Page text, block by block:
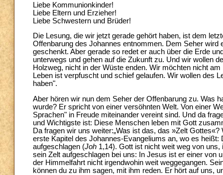
Liebe Kommunionkinder!
Liebe Eltern und Erzieher!
Liebe Schwestern und Brüder!
Die Lesung, die wir jetzt gerade gehört haben, ist dem
Offenbarung des Johannes entnommen. Dem Seher
geschenkt. Aber gerade so redet er auch über die Erde
unterwegs und gehen auf die Zukunft zu. Und wir wollen
Holzweg, nicht in der Wüste enden. Wir möchten nicht
Leben ist verpfuscht und schief gelaufen. Wir wollen des
haben".
Aber hören wir nun dem Seher der Offenbarung zu. Was
wurde? Er spricht von einer versöhnten Welt. Von einer
Sprachen" in Freude miteinander vereint sind. Und da
und Wichtigste ist: Diese Menschen leben mit Gott
Da fragen wir uns weiter:„Was ist das, das »Zelt
erste Kapitel des Johannes-Evangeliums an, wo es
aufgeschlagen (Joh 1,14). Gott ist nicht weit weg von
sein Zelt aufgeschlagen bei uns: In Jesus ist er einer von
der Himmelfahrt nicht irgendwohin weit weggegangen.
können du zu ihm sagen, mit ihm reden. Er hört auf uns,